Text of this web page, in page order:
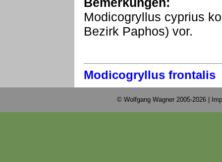
Modicogryllus cyprius
Bezirk Paphos) vor.
Modicogryllus frontalis
© Wolfgang Wagner 2005-2026 |